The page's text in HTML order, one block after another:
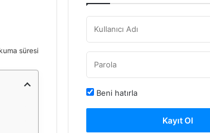
süresi
Beni hatırla
Kayıt Ol